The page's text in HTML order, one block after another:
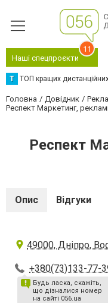
Наші спецпроєкти
11
Т ТОП кращих
Головна Довідник
Респект Маркетинг,
Респект
Опис Відгуки
49000, Дніпро,
+380(73)133-77-
Будь ласка, скажіть,
що дізналися номер
на сайті 056.ua